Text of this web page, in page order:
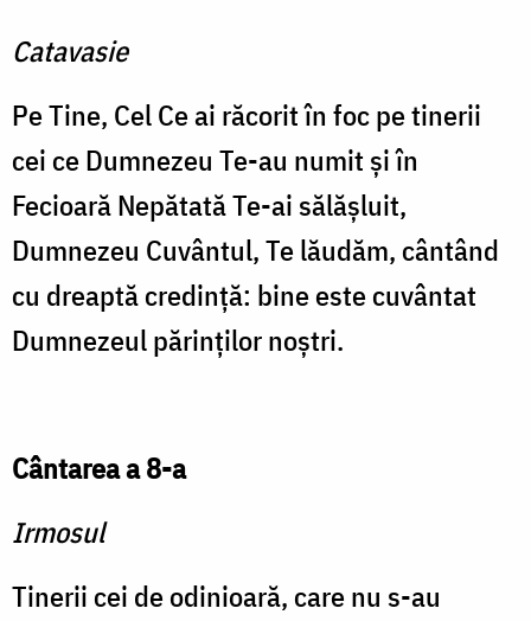
Catavasie
Pe Tine, Cel Ce ai răcorit în foc pe tinerii
cei ce Dumnezeu Te-au numit şi în
Fecioară Nepătată Te-ai sălăşluit,
Dumnezeu Cuvântul, Te lăudăm, cântând
cu dreaptă credinţă: bine este cuvântat
Dumnezeul părinţilor noştri.
Cântarea a 8-a
Irmosul
Tinerii cei de odinioară, care nu s-au